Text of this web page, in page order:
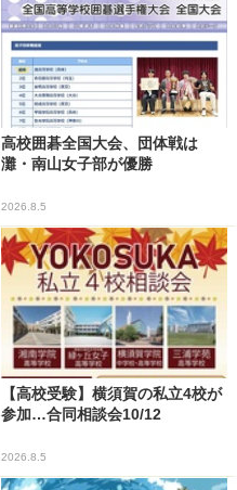
高校囲碁全国大会、団体戦は
灘・南山女子部が優勝
2026.8.5
【高校受験】横須賀の私立4校が
参加…合同相談会10/12
2026.8.5